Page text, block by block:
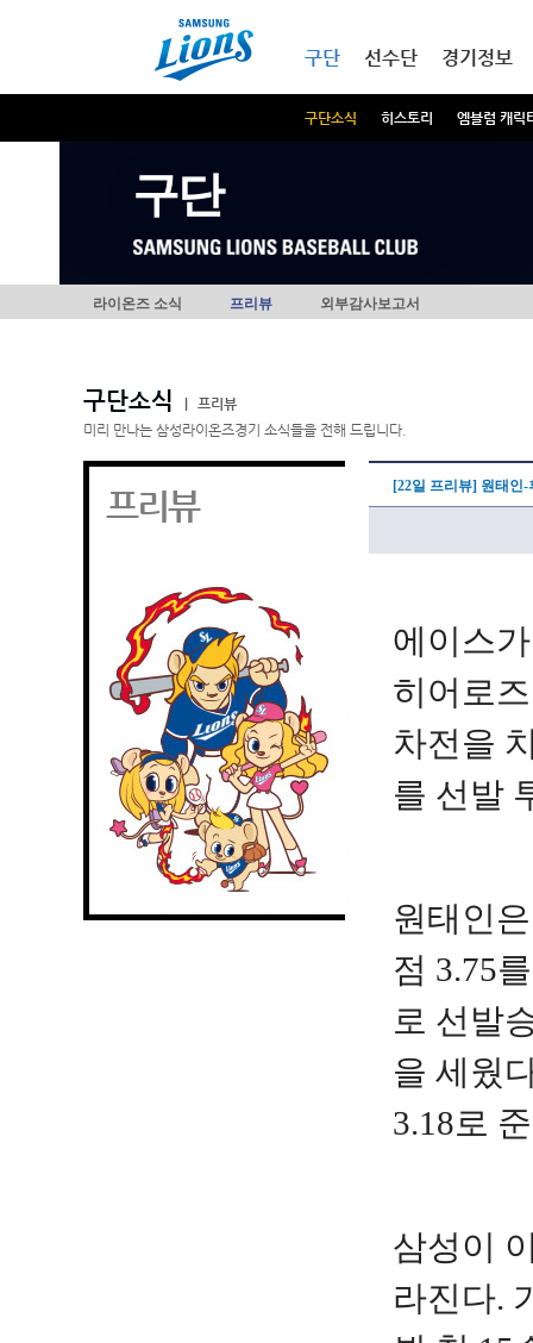
구단
구단소식 히스토리 엠블럼 캐릭
선수단 경기정보
구단
라이온즈 소식 프리뷰 외부감사보고서
구단소식
프리뷰
미리 만나는 삼성라이온즈경기 소식들을 전해 드립니다.
프리뷰 [22일 프리뷰] 원태인
에이스
히어로
차전을
를 선발
원태인
점 3.75
로 선발
을 세웠
3.18로
삼성이
라진다.